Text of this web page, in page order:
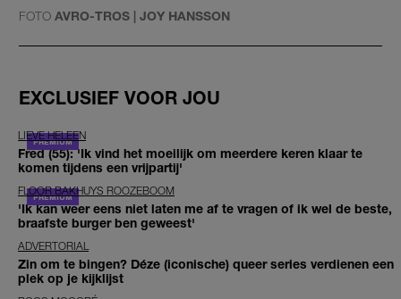
FOTO AVRO-TROS | JOY HANSSON
EXCLUSIEF VOOR JOU
LIEVE HELEEN
Fred (55): 'Ik vind het moeilijk om meerdere keren klaar te
komen tijdens een vrijpartij'
FLOOR BAKHUYS ROOZEBOOM
'Ik kan weer eens niet laten me af te vragen of ik wel de beste,
braafste burger ben geweest'
ADVERTORIAL
Zin om te bingen? Déze (iconische) queer series verdienen een
plek op je kijklijst